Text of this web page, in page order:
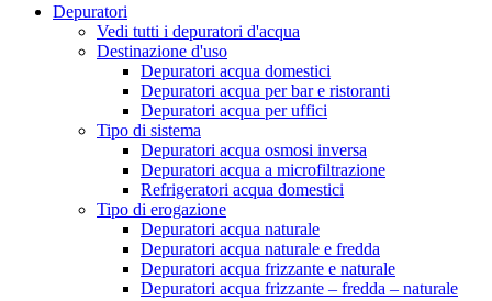
Depuratori
Vedi tutti i depuratori d'acqua
Destinazione d'uso
Depuratori acqua domestici
Depuratori acqua per bar e ristoranti
Depuratori acqua per uffici
Tipo di sistema
Depuratori acqua osmosi inversa
Depuratori acqua a microfiltrazione
Refrigeratori acqua domestici
Tipo di erogazione
Depuratori acqua naturale
Depuratori acqua naturale e fredda
Depuratori acqua frizzante e naturale
Depuratori acqua frizzante – fredda – naturale